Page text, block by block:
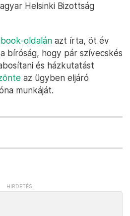
Helsinki Bizottság
oldalán azt írta, öt év
bíróság, hogy pár szívecskés
és házkutatást
az ügyben eljáró
munkáját.